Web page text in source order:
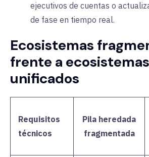
ejecutivos de cuentas o
de fase en tiempo real.
Ecosistemas
frente a ecosistemas
unificados
Requisitos
técnicos
Pila heredada
fragmentada